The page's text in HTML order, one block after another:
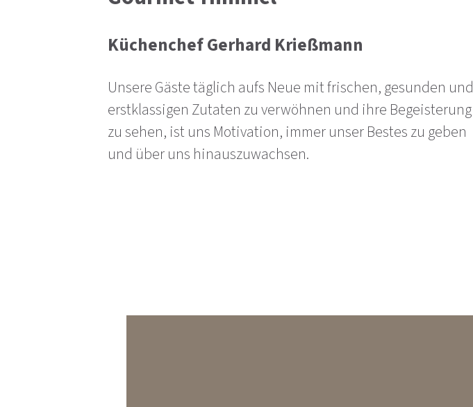
Küchenchef Gerhard Krießmann
Unsere Gäste täglich aufs Neue mit frischen, gesunden und
erstklassigen Zutaten zu verwöhnen und ihre Begeisterung
zu sehen, ist uns Motivation, immer unser Bestes zu geben
und über uns hinauszuwachsen.